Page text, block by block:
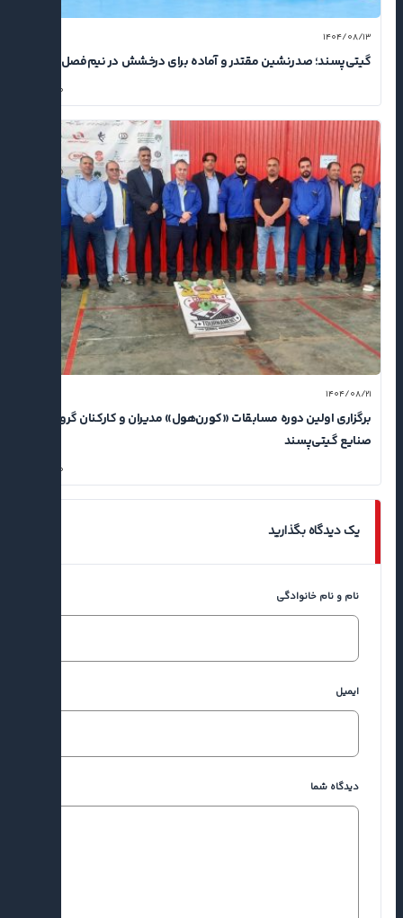
۱۴۰۴/۰۸/۱۳
گیتی‌پسند؛ صدرنشین مقتدر و آماده برای درخشش در نیم‌فصل دوم
۰
۱۴۰۴/۰۸/۲۱
برگزاری اولین دوره مسابقات «کورن‌هول» مدیران و کارکنان گروه
صنایع گیتی‌پسند
۰
یک دیدگاه بگذارید
نام و نام خانوادگی
ایمیل
دیدگاه شما